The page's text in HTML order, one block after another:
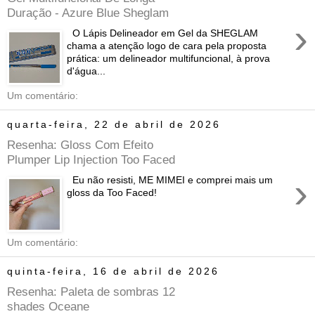
Duração - Azure Blue Sheglam
›
O Lápis Delineador em Gel da SHEGLAM
chama a atenção logo de cara pela proposta
prática: um delineador multifuncional, à prova
d'água...
Um comentário:
quarta-feira, 22 de abril de 2026
Resenha: Gloss Com Efeito
Plumper Lip Injection Too Faced
›
Eu não resisti, ME MIMEI e comprei mais um
gloss da Too Faced!
Um comentário:
quinta-feira, 16 de abril de 2026
Resenha: Paleta de sombras 12
shades Oceane